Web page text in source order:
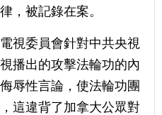
，被記錄在案。
視委員會針對中共央視
播出的攻擊法輪功的內
辱性言論，使法輪功團
這違背了加拿大公眾對